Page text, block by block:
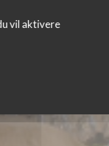
vil aktivere